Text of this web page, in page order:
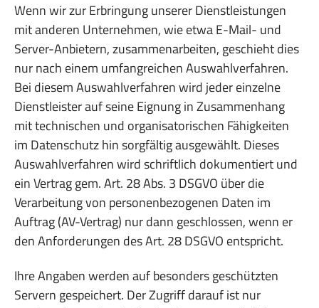
Wenn wir zur Erbringung unserer Dienstleistungen
mit anderen Unternehmen, wie etwa E-Mail- und
Server-Anbietern, zusammenarbeiten, geschieht dies
nur nach einem umfangreichen Auswahlverfahren.
Bei diesem Auswahlverfahren wird jeder einzelne
Dienstleister auf seine Eignung in Zusammenhang
mit technischen und organisatorischen Fähigkeiten
im Datenschutz hin sorgfältig ausgewählt. Dieses
Auswahlverfahren wird schriftlich dokumentiert und
ein Vertrag gem. Art. 28 Abs. 3 DSGVO über die
Verarbeitung von personenbezogenen Daten im
Auftrag (AV-Vertrag) nur dann geschlossen, wenn er
den Anforderungen des Art. 28 DSGVO entspricht.
Ihre Angaben werden auf besonders geschützten
Servern gespeichert. Der Zugriff darauf ist nur